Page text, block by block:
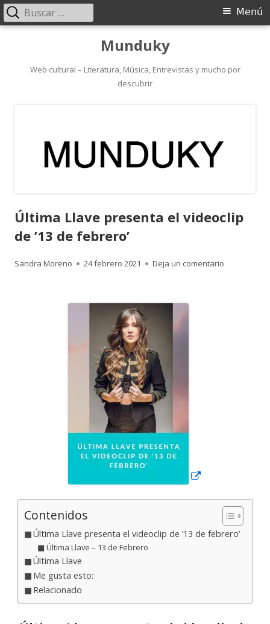
contenido
Munduky
Web cultural – Literatura, Música, Entrevistas y mucho por
descubrir
Menú
Menú
Buscar:
Última Llave presenta el videoclip
de ’13 de febrero’
Autor
Sandra Moreno
Publicado
24 febrero 2021 Deja un comentario
Contenidos
Última Llave presenta el videoclip de ’13 de febrero’
Última Llave – 13 de Febrero
Última Llave
Me gusta esto:
Relacionado